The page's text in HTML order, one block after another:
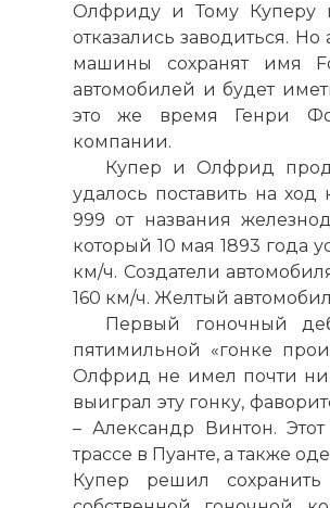
Олфриду и Тому Куперу
отказались заводиться.
машины сохранят имя
автомобилей и будет
это же время Генри
компании.
Купер и Олфрид
удалось поставить на
999 от названия
который 10 мая 1893 года
км/ч. Создатели
160 км/ч. Желтый
Первый гоночный
пятимильной «гонке
Олфрид не имел почти
выиграл эту гонку,
– Александр Винтон.
трассе в Пуанте, а также
Купер решил